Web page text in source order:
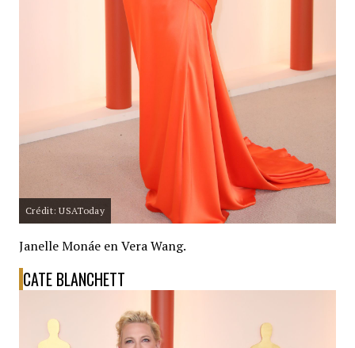
Crédit: USAToday
Janelle Monáe en Vera Wang.
CATE BLANCHETT